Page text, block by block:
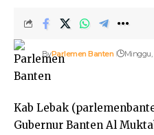
ByParlemen Banten Minggu,
Kab Lebak
Gubernur Banten Al